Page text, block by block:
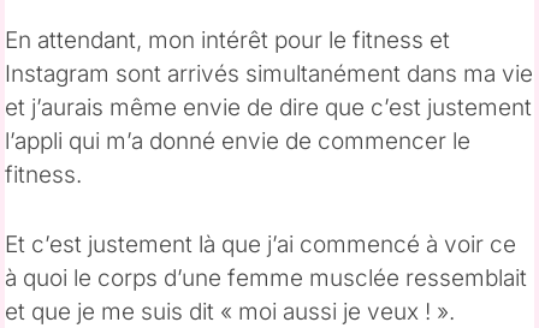
En attendant, mon intérêt pour le fitness et
Instagram sont arrivés simultanément dans ma vie
et j’aurais même envie de dire que c’est justement
l’appli qui m’a donné envie de commencer le
fitness.
Et c’est justement là que j’ai commencé à voir ce
à quoi le corps d’une femme musclée ressemblait
et que je me suis dit « moi aussi je veux ! ».